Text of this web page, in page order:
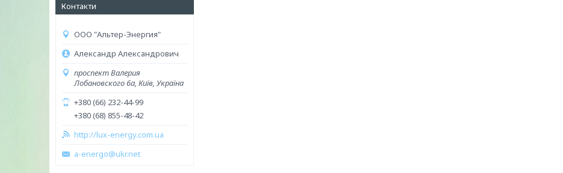
Контакти
ООО "Альтер-Энергия"
Александр Александрович
проспект Валерия
Лобановского 6а, Київ, Україна
+380 (66) 232-44-99
+380 (68) 855-48-42
http://lux-energy.com.ua
a-energo@ukr.net